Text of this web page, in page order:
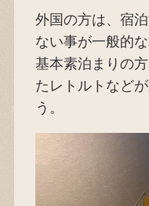
外国の方は、宿
ない事が一般的な
基本素泊まりの
たレトルトなど
う。